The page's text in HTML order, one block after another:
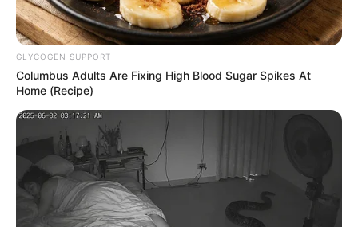
GLYCOGEN SUPPORT
Columbus Adults Are Fixing High Blood Sugar Spikes At
Home (Recipe)